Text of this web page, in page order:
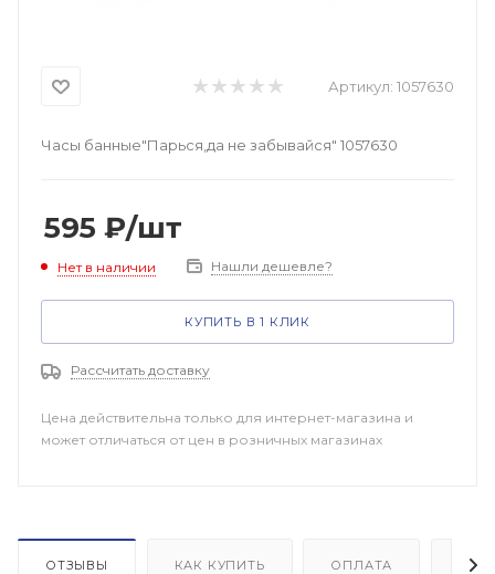
Артикул: 1057630
Часы банные"Парься,да не забывайся" 1057630
595 ₽/шт
Нет в наличии Нашли дешевле?
КУПИТЬ В 1 КЛИК
Рассчитать доставку
Цена действительна только для интернет-магазина и
может отличаться от цен в розничных магазинах
ОТЗЫВЫ КАК КУПИТЬ ОПЛАТА